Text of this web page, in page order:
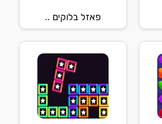
פאזל בלוקים ..